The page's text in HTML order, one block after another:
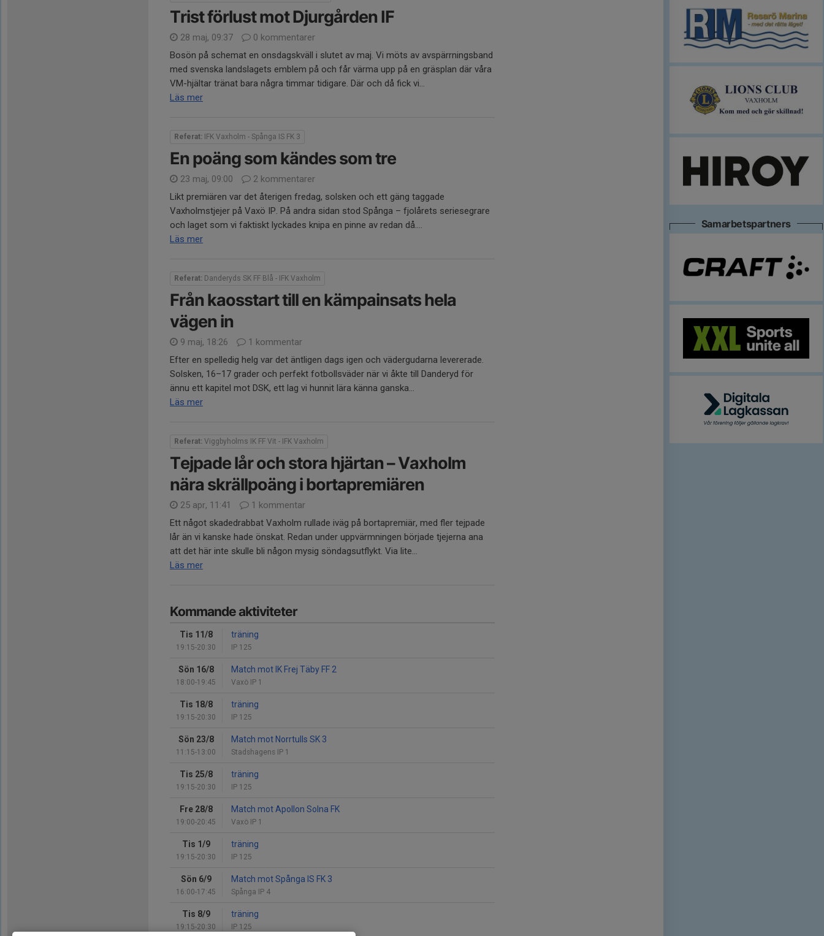
Trist förlust mot Djurgården IF
28 maj, 09:37
0 kommentarer
Bosön på schemat en onsdagskväll i slutet av maj. Vi möts av avspärrningsband
med svenska landslagets emblem på och får värma upp på en gräsplan där våra
VM-hjältar tränat bara några timmar tidigare. Där och då fick vi...
Läs mer
Referat: IFK Vaxholm - Spånga IS FK 3
En poäng som kändes som tre
23 maj, 09:00
2 kommentarer
Likt premiären var det återigen fredag, solsken och ett gäng taggade
Vaxholmstjejer på Vaxö IP. På andra sidan stod Spånga – fjolårets seriesegrare
och laget som vi faktiskt lyckades knipa en pinne av redan då....
Läs mer
Referat: Danderyds SK FF Blå - IFK Vaxholm
Från kaosstart till en kämpainsats hela
vägen in
9 maj, 18:26
1 kommentar
Efter en spelledig helg var det äntligen dags igen och vädergudarna levererade.
Solsken, 16–17 grader och perfekt fotbollsväder när vi åkte till Danderyd för
ännu ett kapitel mot DSK, ett lag vi hunnit lära känna ganska...
Läs mer
Referat: Viggbyholms IK FF Vit - IFK Vaxholm
Tejpade lår och stora hjärtan – Vaxholm
nära skrällpoäng i bortapremiären
25 apr, 11:41
1 kommentar
Ett något skadedrabbat Vaxholm rullade iväg på bortapremiär, med fler tejpade
lår än vi kanske hade önskat. Redan under uppvärmningen började tjejerna ana
att det här inte skulle bli någon mysig söndagsutflykt. Via lite...
Läs mer
Kommande aktiviteter
Tis 11/8
19:15-20:30
träning
IP 125
Sön 16/8
18:00-19:45
Match mot IK Frej Täby FF 2
Vaxö IP 1
Tis 18/8
19:15-20:30
träning
IP 125
Sön 23/8
11:15-13:00
Match mot Norrtulls SK 3
Stadshagens IP 1
Tis 25/8
19:15-20:30
träning
IP 125
Fre 28/8
19:00-20:45
Match mot Apollon Solna FK
Vaxö IP 1
Tis 1/9
19:15-20:30
träning
IP 125
Sön 6/9
16:00-17:45
Match mot Spånga IS FK 3
Spånga IP 4
Tis 8/9
19:15-20:30
träning
IP 125
Samarbetspartners